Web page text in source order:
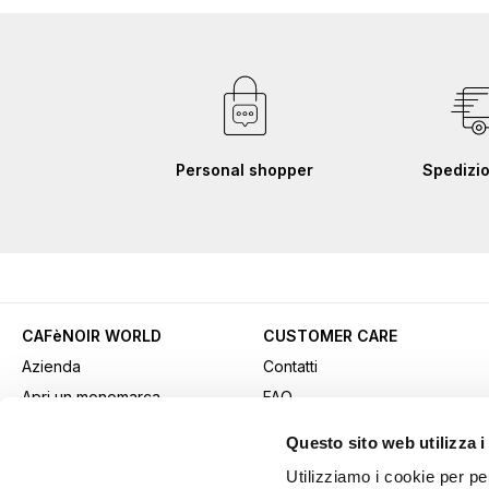
Questo sito web utilizza i
Utilizziamo i cookie per
Personal shopper
CAFèNOIR WORLD
Azienda
Apri un monomarca
CUSTOMER CARE
Contatti
FAQ
Pagamenti